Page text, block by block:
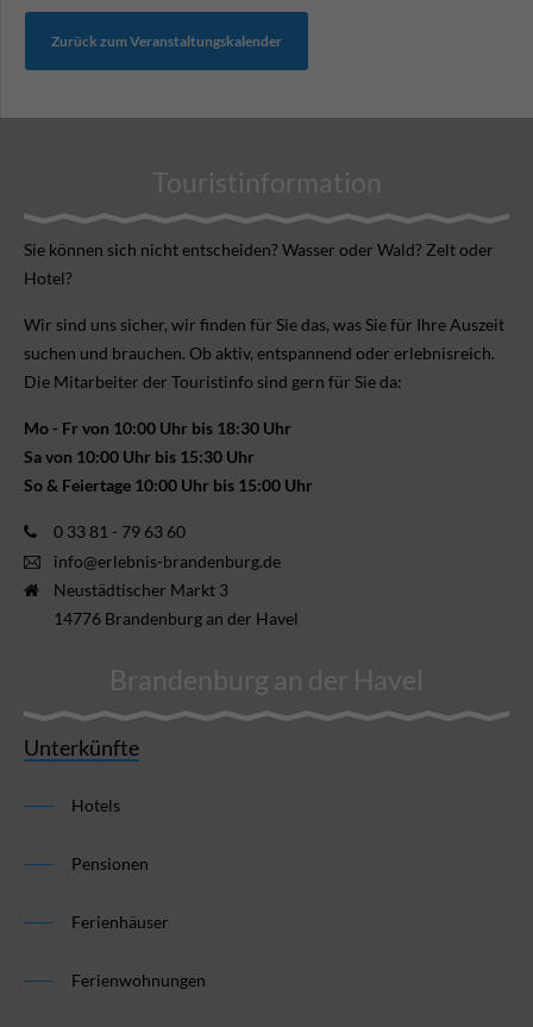
Zurück zum Veranstaltungskalender
Touristinformation
Sie können sich nicht ent­scheiden? Wasser oder Wald? Zelt oder
Hotel?
Wir sind uns sicher, wir finden für Sie das, was Sie für Ihre Aus­zeit
suchen und brauchen. Ob aktiv, ent­spannend oder erlebnis­reich.
Die Mitarbeiter der Touristinfo sind gern für Sie da:
Mo - Fr von 10:00 Uhr bis 18:30 Uhr
Sa von 10:00 Uhr bis 15:30 Uhr
So & Feiertage 10:00 Uhr bis 15:00 Uhr
0 33 81 - 79 63 60
info@erlebnis-brandenburg.de
Neustädtischer Markt 3
14776 Brandenburg an der Havel
Brandenburg an der Havel
Unterkünfte
Hotels
Pensionen
Ferienhäuser
Ferienwohnungen